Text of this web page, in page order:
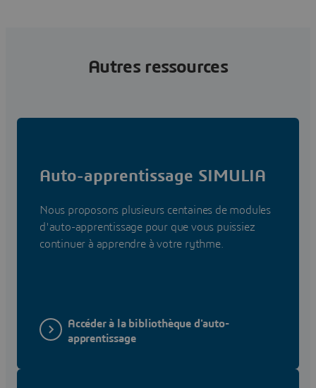
Autres ressources
Auto-apprentissage SIMULIA
Nous proposons plusieurs centaines de modules
d'auto-apprentissage pour que vous puissiez
continuer à apprendre à votre rythme.
Accéder à la bibliothèque d'auto-
apprentissage